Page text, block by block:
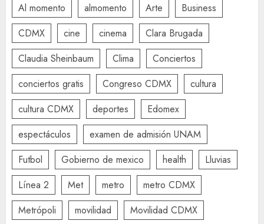
Al momento
almomento Arte
Business
CDMX
cine cinema
Clara Brugada
Claudia Sheinbaum
Clima
Conciertos
conciertos gratis
Congreso CDMX
cultura
cultura CDMX
deportes
Edomex
espectáculos
examen de admisión UNAM
Futbol
Gobierno de mexico health
Lluvias
Línea 2
Met metro
metro CDMX
Metrópoli
movilidad
Movilidad CDMX